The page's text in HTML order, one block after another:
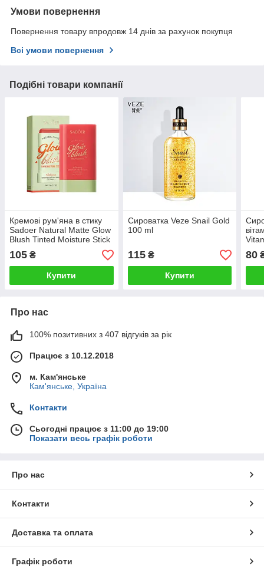
Умови повернення
Повернення товару впродовж 14 днів за рахунок покупця
Всі умови повернення
Подібні товари компанії
Кремові рум'яна в стику
Sadoer Natural Matte Glow
Blush Tinted Moisture Stick
(№2 Hot Red)
105 ₴
Купити
Сироватка Veze Snail Gold
100 ml
115₴
Купити
мл
80
Про нас
100% позитивних з 407 відгуків за рік
Працює з 10.12.2018
м. Кам'янське
Кам'янське, Україна
Контакти
Сьогодні працює з 11:00 до 19:00
Показати весь графік роботи
Про нас
Контакти
Доставка та оплата
Графік роботи